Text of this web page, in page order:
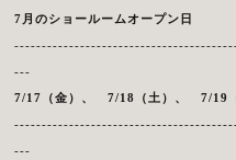
7月のショールームオープン日
---
7/17（金）、 7/18
（土）、 7/
---